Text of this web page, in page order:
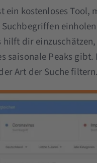
ein kostenloses
hilft dir
saisonale Peaks
Art der Suche filtern.